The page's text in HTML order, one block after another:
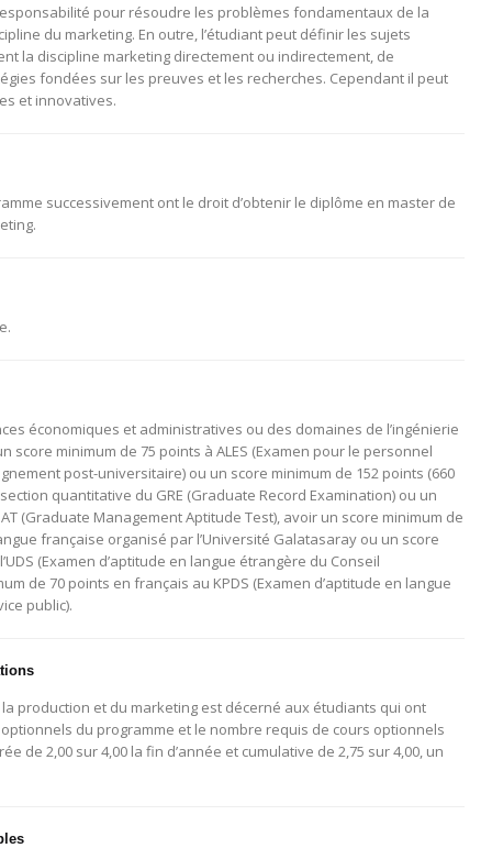
pour résoudre les problèmes fondamentaux de la
du marketing. En outre, l’étudiant peut définir les sujets
la discipline marketing directement ou indirectement, de
fondées sur les preuves et les recherches. Cependant il peut
et innovatives.
successivement ont le droit d’obtenir le diplôme en master de
économiques et administratives ou des domaines de l’ingénierie
score minimum de 75 points à ALES (Examen pour le personnel
post-universitaire) ou un score minimum de 152 points (660
quantitative du GRE (Graduate Record Examination) ou un
(Graduate Management Aptitude Test), avoir un score minimum de
française organisé par l’Université Galatasaray ou un score
(Examen d’aptitude en langue étrangère du Conseil
de 70 points en français au KPDS (Examen d’aptitude en langue
public).
production et du marketing est décerné aux étudiants qui ont
du programme et le nombre requis de cours optionnels
de 2,00 sur 4,00 la fin d’année et cumulative de 2,75 sur 4,00, un